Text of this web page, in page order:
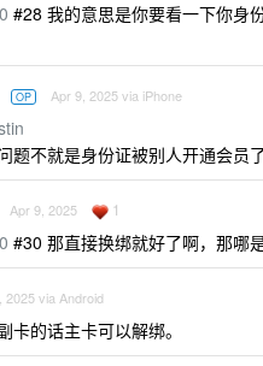
#28 我的意思是你要看一下你身
OP Apr 9, 2025 via iPhone
题不就是身份证被别人开通会员
Apr 9, 2025 1
#30 那直接换绑就好了啊，那哪
2025 via Android
卡的话主卡可以解绑。